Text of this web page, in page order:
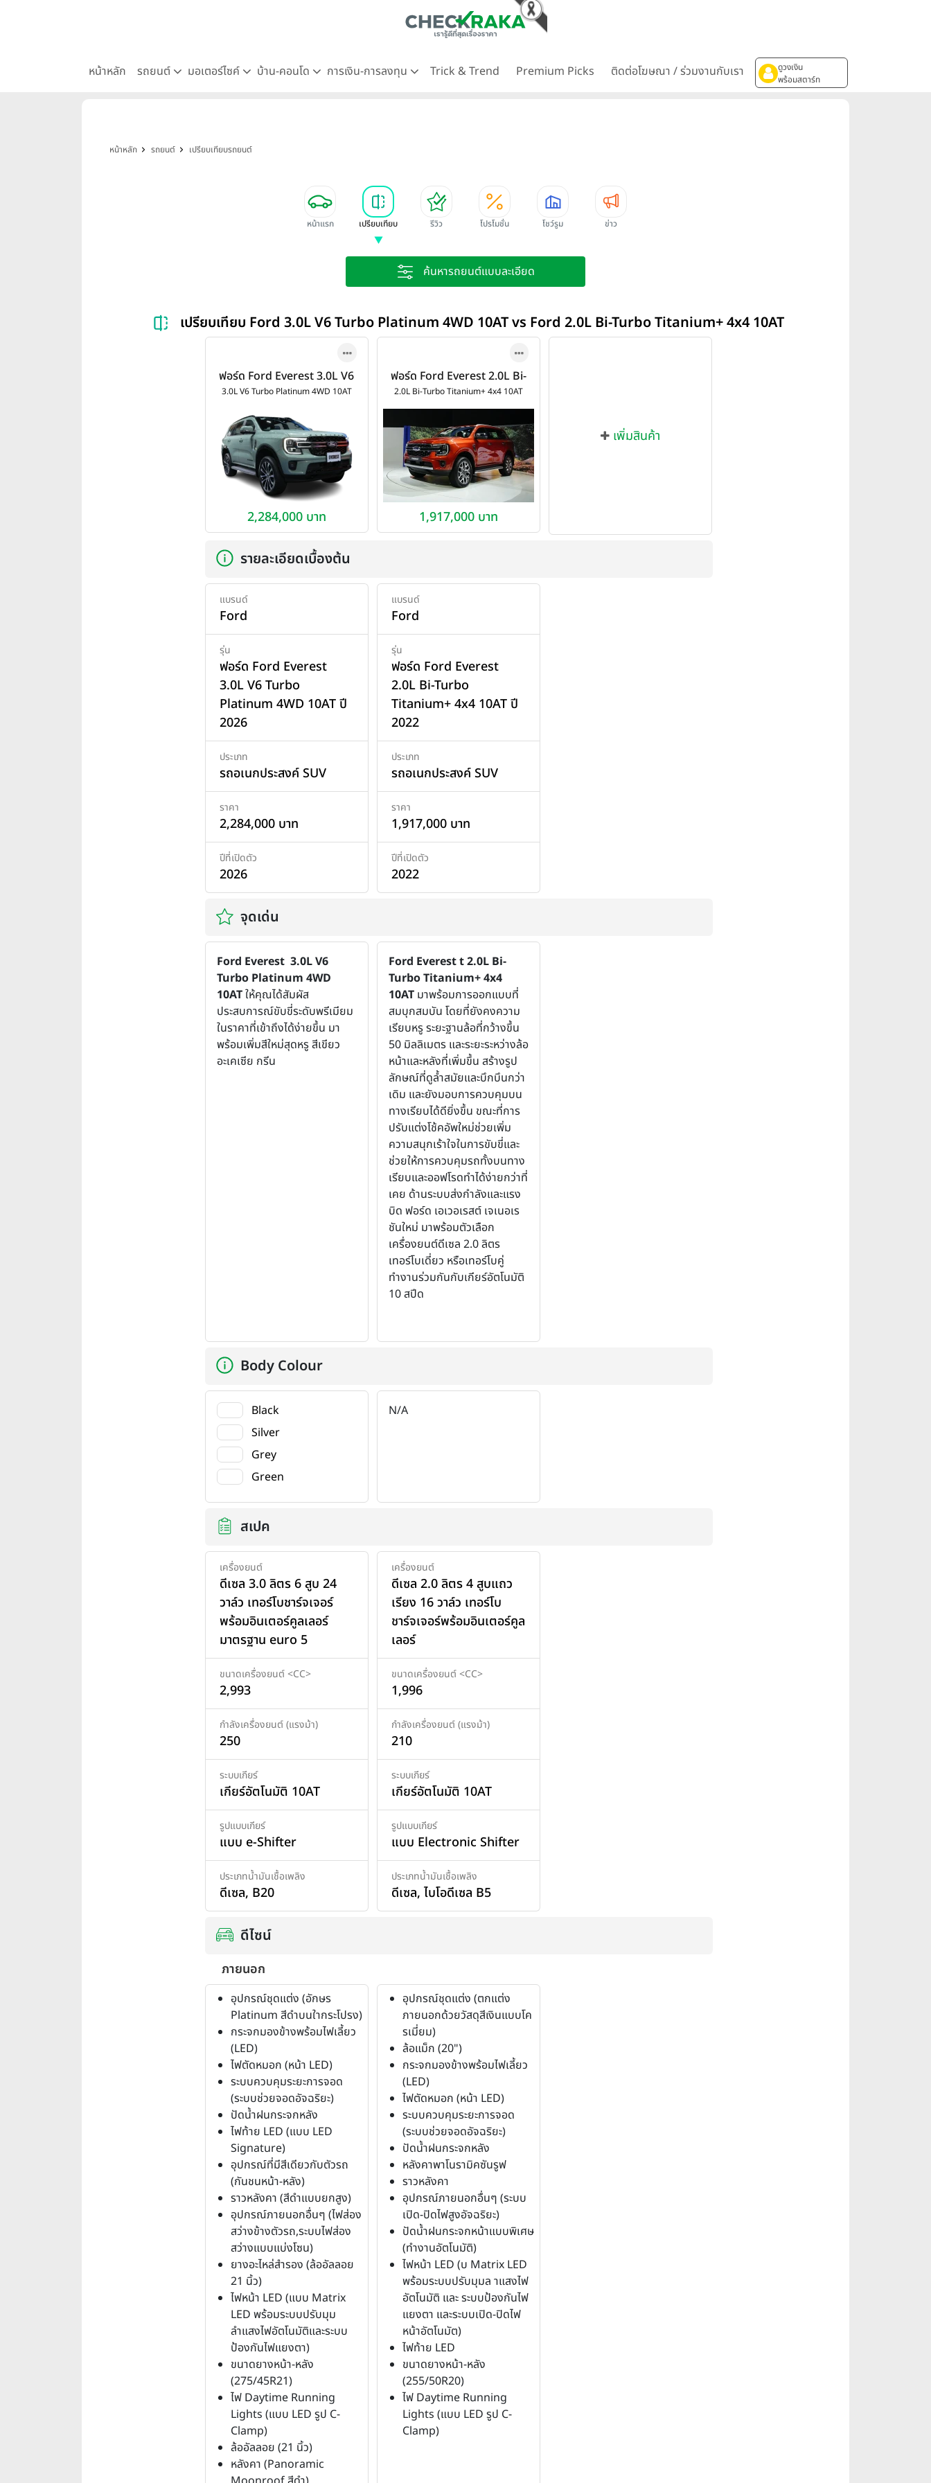
หน้าหลัก รถยนต์ มอเตอร์ไซค์ บ้าน-คอนโด การเงิน-การลงทุน Trick & Trend Premium Picks ติดต่อโฆษณา / ร่วมงานกับเรา
ดูวงเงิน
พร้อมสตาร์ท
หน้าหลัก รถยนต์ เปรียบเทียบรถยนต์
หน้าแรก เปรียบเทียบ รีวิว โปรโมชั่น โชว์รูม ข่าว
ค้นหารถยนต์แบบละเอียด
เปรียบเทียบ Ford 3.0L V6 Turbo Platinum 4WD 10AT vs Ford 2.0L Bi-Turbo Titanium+ 4x4 10AT
ฟอร์ด Ford Everest 3.0L V6
Turbo Platinum 4WD 10AT
3.0L V6 Turbo Platinum 4WD 10AT
2,284,000 บาท
ฟอร์ด Ford Everest 2.0L Bi-
Turbo Titanium+ 4x4 10AT
ปี 2022
2.0L Bi-Turbo Titanium+ 4x4 10AT
1,917,000 บาท
เพิ่มสินค้า
รายละเอียดเบื้องต้น
แบรนด์
Ford
รุ่น
ฟอร์ด Ford Everest
3.0L V6 Turbo
Platinum 4WD 10AT ปี
2026
ประเภท
รถอเนกประสงค์ SUV
ราคา
2,284,000 บาท
ปีที่เปิดตัว
2026
แบรนด์
Ford
รุ่น
ฟอร์ด Ford Everest
2.0L Bi-Turbo
Titanium+ 4x4 10AT ปี
2022
ประเภท
รถอเนกประสงค์ SUV
ราคา
1,917,000 บาท
ปีที่เปิดตัว
2022
จุดเด่น
Ford Everest 3.0L V6
Turbo Platinum 4WD
10ATให้คุณได้สัมผัส
ประสบการณ์ขับขี่ระดับพรีเมียม
ในราคาที่เข้าถึงได้ง่ายขึ้น มา
พร้อมเพิ่มสีใหม่สุดหรู สีเขียว
อะเคเซีย กรีน
Ford Everest t 2.0L Bi-
Turbo Titanium+ 4x4
10ATมาพร้อมการออกแบบที่
สมบุกสมบัน โดยที่ยังคงความ
เรียบหรู ระยะฐานล้อที่กว้างขึ้น
50 มิลลิเมตร และระยะระหว่างล้อ
หน้าและหลังที่เพิ่มขึ้น สร้างรูป
ลักษณ์ที่ดูล้ำสมัยและบึกบึนกว่า
เดิม และยังมอบการควบคุมบน
ทางเรียบได้ดียิ่งขึ้น ขณะที่การ
ปรับแต่งโช้คอัพใหม่ช่วยเพิ่ม
ความสนุกเร้าใจในการขับขี่และ
ช่วยให้การควบคุมรถทั้งบนทาง
เรียบและออฟโรดทำได้ง่ายกว่าที่
เคย ด้านระบบส่งกำลังและแรง
บิด ฟอร์ด เอเวอเรสต์ เจเนอเร
ชันใหม่ มาพร้อมตัวเลือก
เครื่องยนต์ดีเซล 2.0 ลิตร
เทอร์โบเดี่ยว หรือเทอร์โบคู่
ทำงานร่วมกันกับเกียร์อัตโนมัติ
10 สปีด
Body Colour
Black
Silver
Grey
Green
N/A
สเปค
เครื่องยนต์
ดีเซล 3.0 ลิตร 6 สูบ 24
วาล์ว เทอร์โบชาร์จเจอร์
พร้อมอินเตอร์คูลเลอร์
มาตรฐาน euro 5
ขนาดเครื่องยนต์ <CC>
2,993
กำลังเครื่องยนต์ (แรงม้า)
250
ระบบเกียร์
เกียร์อัตโนมัติ 10AT
รูปแบบเกียร์
แบบ e-Shifter
ประเภทน้ำมันเชื้อเพลิง
ดีเซล, B20
เครื่องยนต์
ดีเซล 2.0 ลิตร 4 สูบแถว
เรียง 16 วาล์ว เทอร์โบ
ชาร์จเจอร์พร้อมอินเตอร์คูล
เลอร์
ขนาดเครื่องยนต์ <CC>
1,996
กำลังเครื่องยนต์ (แรงม้า)
210
ระบบเกียร์
เกียร์อัตโนมัติ 10AT
รูปแบบเกียร์
แบบ Electronic Shifter
ประเภทน้ำมันเชื้อเพลิง
ดีเซล, ไบโอดีเซล B5
ดีไซน์
ภายนอก
อุปกรณ์ชุดแต่ง (อักษร
Platinum สีดำบนใากระโปรง)
กระจกมองข้างพร้อมไฟเลี้ยว
(LED)
ไฟตัดหมอก (หน้า LED)
ระบบควบคุมระยะการจอด
(ระบบช่วยจอดอัจฉริยะ)
ปัดน้ำฝนกระจกหลัง
ไฟท้าย LED (แบบ LED
Signature)
อุปกรณ์ที่มีสีเดียวกับตัวรถ
(กันชนหน้า-หลัง)
ราวหลังคา (สีดำแบบยกสูง)
อุปกรณ์ภายนอกอื่นๆ (ไฟส่อง
สว่างข้างตัวรถ,ระบบไฟส่อง
สว่างแบบแบ่งโซน)
ยางอะไหล่สำรอง (ล้ออัลลอย
21 นิ้ว)
ไฟหน้า LED (แบบ Matrix
LED พร้อมระบบปรับมุม
ลำแสงไฟอัตโนมัติและระบบ
ป้องกันไฟแยงตา)
ขนาดยางหน้า-หลัง
(275/45R21)
ไฟ Daytime Running
Lights (แบบ LED รูป C-
Clamp)
ล้ออัลลอย (21 นิ้ว)
หลังคา (Panoramic
อุปกรณ์ชุดแต่ง (ตกแต่ง
ภายนอกด้วยวัสดุสีเงินแบบโค
รเมี่ยม)
ล้อแม็ก (20")
กระจกมองข้างพร้อมไฟเลี้ยว
(LED)
ไฟตัดหมอก (หน้า LED)
ระบบควบคุมระยะการจอด
(ระบบช่วยจอดอัจฉริยะ)
ปัดน้ำฝนกระจกหลัง
หลังคาพาโนรามิคซันรูฟ
ราวหลังคา
อุปกรณ์ภายนอกอื่นๆ (ระบบ
เปิด-ปิดไฟสูงอัจฉริยะ)
ปัดน้ำฝนกระจกหน้าแบบพิเศษ
(ทำงานอัตโนมัติ)
ไฟหน้า LED (บ Matrix LED
พร้อมระบบปรับมุมล าแสงไฟ
อัตโนมัติ และ ระบบป้องกันไฟ
แยงตา และระบบเปิด-ปิดไฟ
หน้าอัตโนมัต)
ไฟท้าย LED
ขนาดยางหน้า-หลัง
(255/50R20)
ไฟ Daytime Running
Lights (แบบ LED รูป C-
Clamp)